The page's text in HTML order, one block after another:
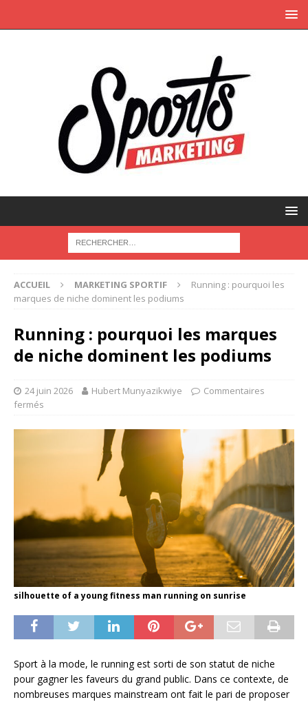
ACCUEIL MARKETING SPORTIF
Running : pourquoi les
marques de niche dominent les podiums
Running : pourquoi les marques
de niche dominent les podiums
24 juin 2026 Hubert Munyazikwiye
Commentaires
fermés
silhouette of a young fitness man running on sunrise
Sport à la mode, le running est sorti de son statut de niche
pour gagner les faveurs du grand public. Dans ce contexte, de
nombreuses marques mainstream ont fait le pari de proposer